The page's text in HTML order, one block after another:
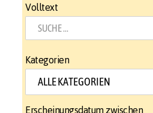
Volltext
Kategorien
Erscheinungsdatum zwischen